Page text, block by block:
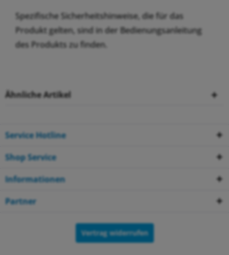
Spezifische Sicherheitshinweise, die für das
Produkt gelten, sind in der Bedienungsanleitung
des Produkts zu finden.
Ähnliche Artikel
Service Hotline
Shop Service
Informationen
Partner
Vertrag widerrufen